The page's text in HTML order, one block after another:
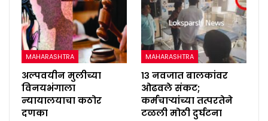
MAHARASHTRA
अल्पवयीन मुलीच्या
विनयभंगाला
न्यायालयाचा कठोर
दणका
MAHARASHTRA
१३ नवजात बालकांवर
ओढवले संकट;
कर्मचाऱ्यांच्या तत्परतेने
टळली मोठी दुर्घटना